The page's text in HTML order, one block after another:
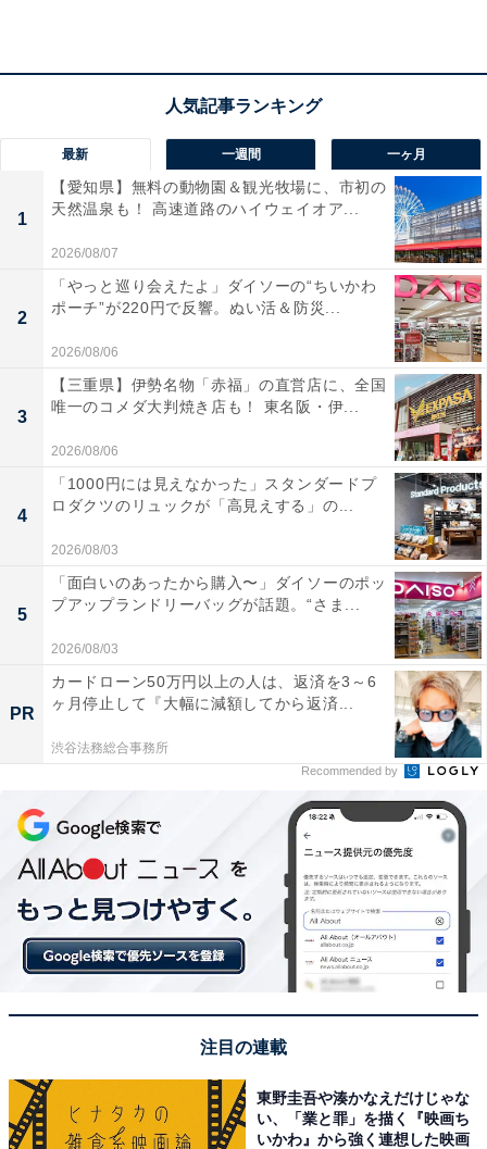
最新 一週間 一ヶ月
1
【愛知県】無料の動物園＆観光牧場に、市初の
天然温泉も！ 高速道路のハイウェイオア...
2026/08/07
2
「やっと巡り会えたよ」ダイソーの“ちいかわ
ポーチ”が220円で反響。ぬい活＆防災...
2026/08/06
3
【三重県】伊勢名物「赤福」の直営店に、全国
唯一のコメダ大判焼き店も！ 東名阪・伊...
2026/08/06
4
「1000円には見えなかった」スタンダードプ
ロダクツのリュックが「高見えする」の...
2026/08/03
5
「面白いのあったから購入〜」ダイソーのポッ
プアップランドリーバッグが話題。“さま...
2026/08/03
PR
カードローン50万円以上の人は、返済を3～6
ヶ月停止して『大幅に減額してから返済...
渋谷法務総合事務所
Recommended by
注目の連載
東野圭吾や湊かなえだけじゃな
い、「業と罪」を描く『映画ち
いかわ』から強く連想した映画